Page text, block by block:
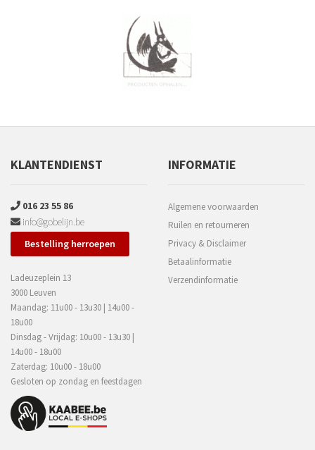
KLANTENDIENST
016 23 55 86
info@gobelijn.be
Bestelling herroepen
Ladeuzeplein 13
3000 Leuven
Maandag: 11u00 - 13u30 | 14u00 -
18u00
Dinsdag - Vrijdag: 10u00 - 13u30 |
14u00 - 18u00
Zaterdag: 10u00 - 18u00
Gesloten op zondag en feestdagen
INFORMATIE
Algemene voorwaarden
Ruilen en retourneren
Privacy & Disclaimer
Betaalinformatie
Verzendinformatie